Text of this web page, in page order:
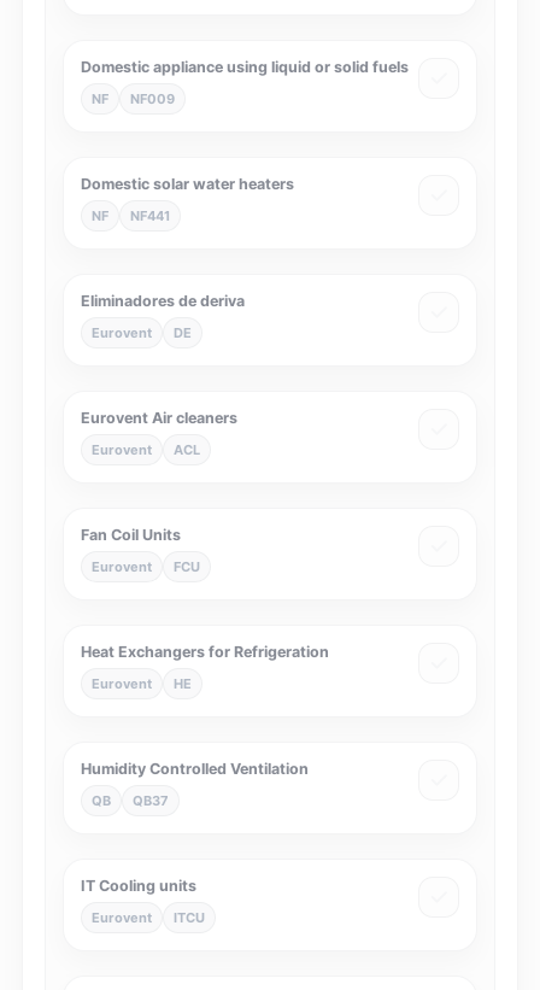
Domestic appliance using liquid or solid fuels
NF NF009
Domestic solar water heaters
NF NF441
Eliminadores de deriva
Eurovent DE
Eurovent Air cleaners
Eurovent ACL
Fan Coil Units
Eurovent FCU
Heat Exchangers for Refrigeration
Eurovent HE
Humidity Controlled Ventilation
QB QB37
IT Cooling units
Eurovent ITCU